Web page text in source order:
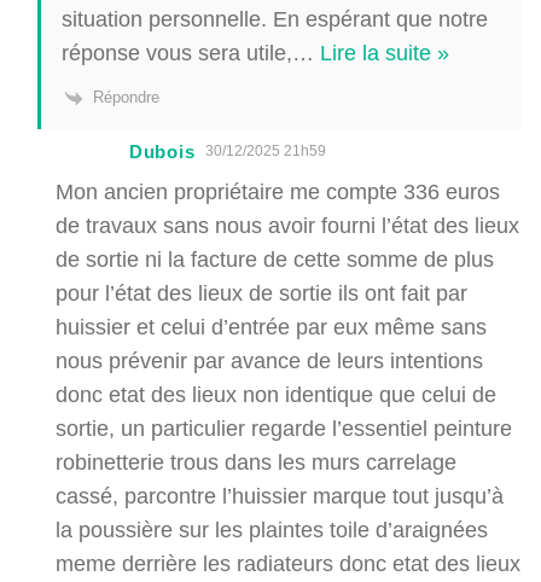
situation personnelle. En espérant que notre
réponse vous sera utile,… Lire la suite »
Répondre
Dubois 30/12/2025 21h59
Mon ancien propriétaire me compte 336 euros
de travaux sans nous avoir fourni l’état des lieux
de sortie ni la facture de cette somme de plus
pour l’état des lieux de sortie ils ont fait par
huissier et celui d’entrée par eux même sans
nous prévenir par avance de leurs intentions
donc etat des lieux non identique que celui de
sortie, un particulier regarde l’essentiel peinture
robinetterie trous dans les murs carrelage
cassé, parcontre l’huissier marque tout jusqu’à
la poussière sur les plaintes toile d’araignées
meme derrière les radiateurs donc etat des lieux